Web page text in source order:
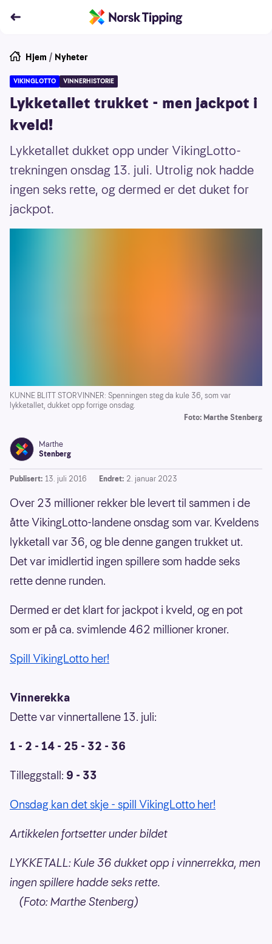
Hjem / Nyheter
VIKINGLOTTO VINNERHISTORIE
Lykketallet trukket - men jackpot i
kveld!
Lykketallet dukket opp under VikingLotto-
trekningen onsdag 13. juli. Utrolig nok hadde
ingen seks rette, og dermed er det duket for
jackpot.
KUNNE BLITT STORVINNER: Spenningen steg da kule 36, som var
lykketallet, dukket opp forrige onsdag.
Foto: Marthe Stenberg
Marthe
Stenberg
Publisert: 13. juli 2016 Endret: 2. januar 2023
Over 23 millioner rekker ble levert til sammen i de
åtte VikingLotto-landene onsdag som var. Kveldens
lykketall var 36, og ble denne gangen trukket ut.
Det var imidlertid ingen spillere som hadde seks
rette denne runden.
Dermed er det klart for jackpot i kveld, og en pot
som er på ca. svimlende 462 millioner kroner.
Spill VikingLotto her!
Vinnerekka
Dette var vinnertallene 13. juli:
1 - 2 - 14 - 25 - 32 - 36
Tilleggstall: 9 - 33
Onsdag kan det skje - spill VikingLotto her!
Artikkelen fortsetter under bildet
LYKKETALL: Kule 36 dukket opp i vinnerrekka, men
ingen spillere hadde seks rette.
(Foto: Marthe Stenberg)